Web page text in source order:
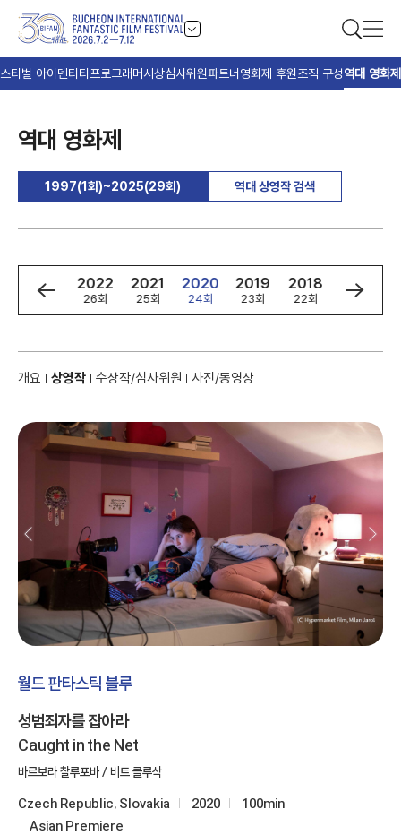
티벌 아이덴티티 프로그래머시상심사위원파트너 영화제 후원조직 구성역대 영화제
역대 영화제
1997(1회)~2025(29회) 역대 상영작 검색
2023
27회
2022
26회
2021
25회
2020
24회
2019
23회
2018
22회
2017
21회
개요 상영작 수상작/심사위원 사진/동영상
월드 판타스틱 블루
성범죄자를 잡아라
Caught in the Net
바르보라 찰루포바 / 비트 클루삭
Czech Republic, Slovakia 2020
100min
Asian Premiere